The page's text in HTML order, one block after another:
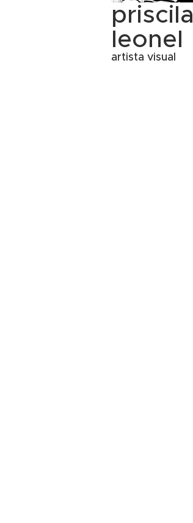
priscila
leonel
artista visual